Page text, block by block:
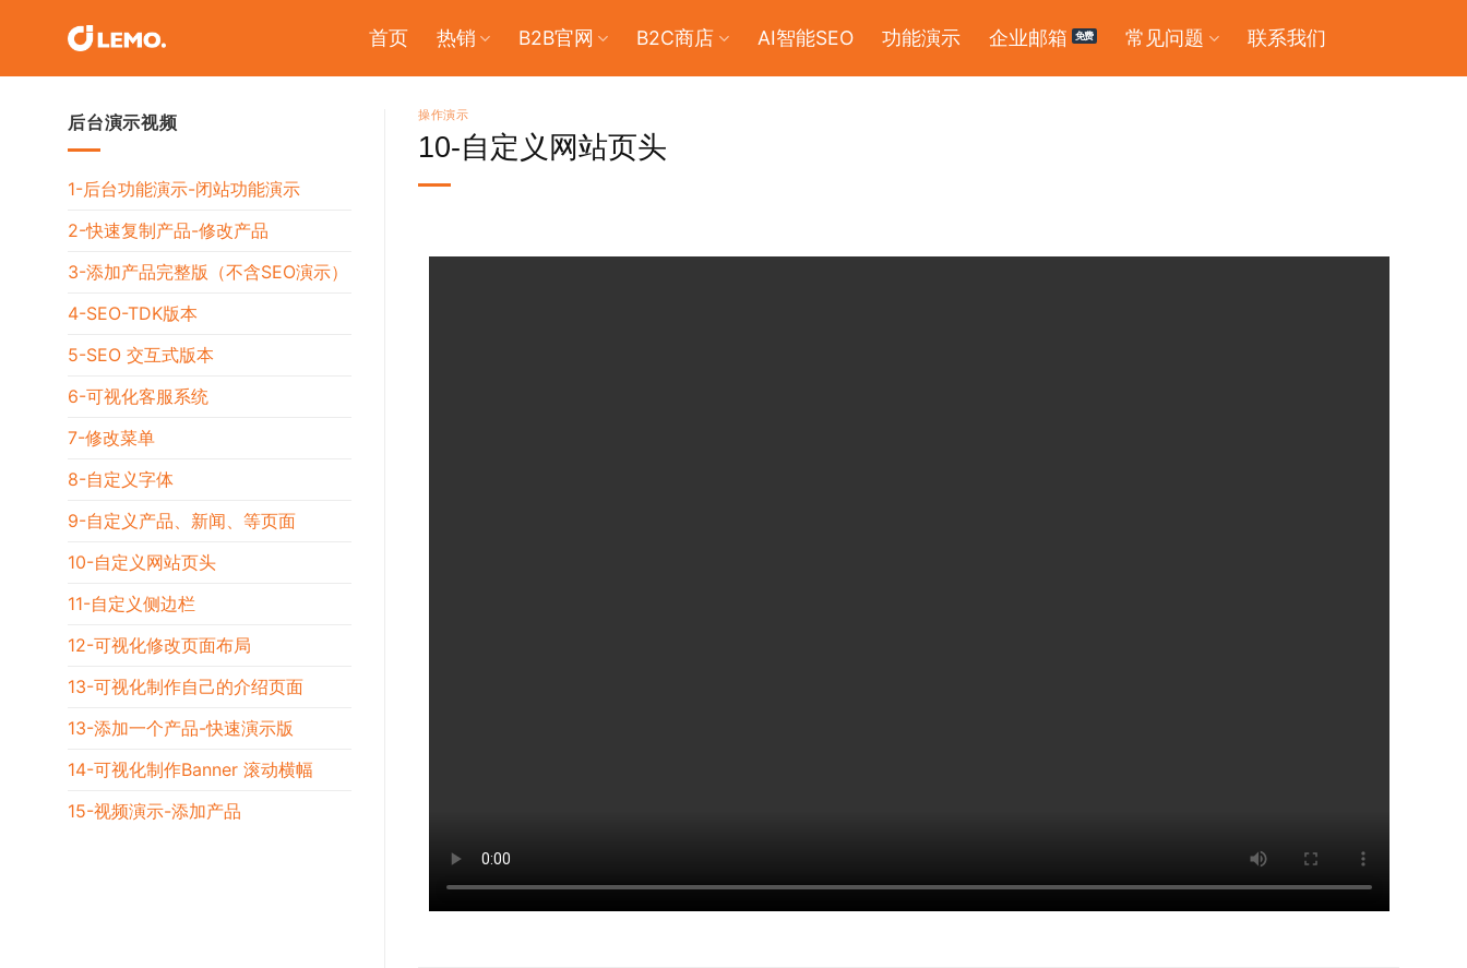
首页 热销 B2B官网 B2C商店 AI智能SEO 功能演示 企业邮箱 常见问题 联系我们
后台演示视频
1-后台功能演示-闭站功能演示
2-快速复制产品-修改产品
3-添加产品完整版（不含SEO演示）
4-SEO-TDK版本
5-SEO 交互式版本
6-可视化客服系统
7-修改菜单
8-自定义字体
9-自定义产品、新闻、等页面
10-自定义网站页头
11-自定义侧边栏
12-可视化修改页面布局
13-可视化制作自己的介绍页面
13-添加一个产品-快速演示版
14-可视化制作Banner 滚动横幅
15-视频演示-添加产品
操作演示
10-自定义网站页头